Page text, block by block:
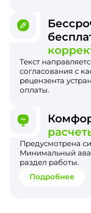
Текст
согласования с
рецензента
оплаты.
Предусмотрена
Минимальный
раздел работы.
Подробнее